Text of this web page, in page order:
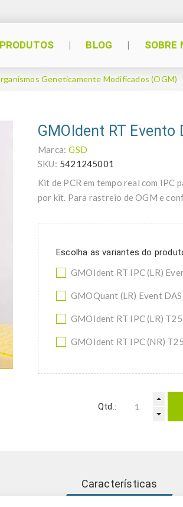
PRODUTOS BLOG SOBRE
Geneticamente Modificados (OGM)
GMOIdent RT
Marca: GSD
SKU: 5421245001
Kit de PCR em tempo real com
por kit. Para rastreio de OGM e
Escolha as variantes do
GMOIdent RT IPC (LR)
GMOQuant (LR) Event
GMOIdent RT IPC (LR)
GMOIdent RT IPC (NR)
Qtd.:
Características